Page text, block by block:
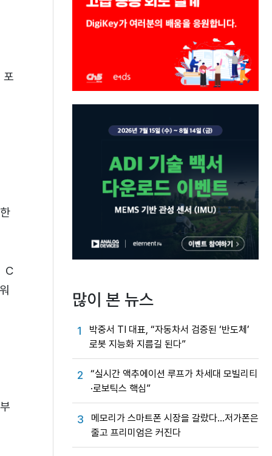
C
많이 본 뉴스
1
박중서 TI 대표, “자동차서 검증된 ‘반도체’
로봇 지능화 지름길 된다”
2
“실시간 액추에이션 루프가 차세대 모빌리티
·로보틱스 핵심”
3
메모리가 스마트폰 시장을 갈랐다…저가폰은
줄고 프리미엄은 커진다